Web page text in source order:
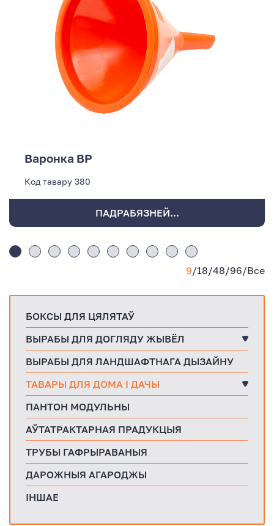
Варонка ВР
Код тавару 380
ПАДРАБЯЗНЕЙ...
9/18/48/96/Все
БОКСЫ ДЛЯ ЦЯЛЯТАЎ
ВЫРАБЫ ДЛЯ ДОГЛЯДУ ЖЫВЁЛ
ВЫРАБЫ ДЛЯ ЛАНДШАФТНАГА ДЫЗАЙНУ
ТАВАРЫ ДЛЯ ДОМА І ДАЧЫ
ПАНТОН МОДУЛЬНЫ
АЎТАТРАКТАРНАЯ ПРАДУКЦЫЯ
ТРУБЫ ГАФРЫРАВАНЫЯ
ДАРОЖНЫЯ АГАРОДЖЫ
ІНШАЕ